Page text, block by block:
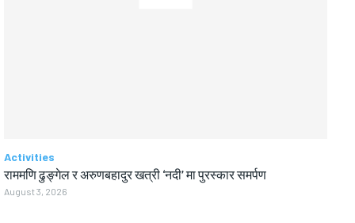
Activities
राममणि ढुङ्गेल र अरुणबहादुर खत्री ‘नदी’ मा पुरस्कार समर्पण
August 3, 2026